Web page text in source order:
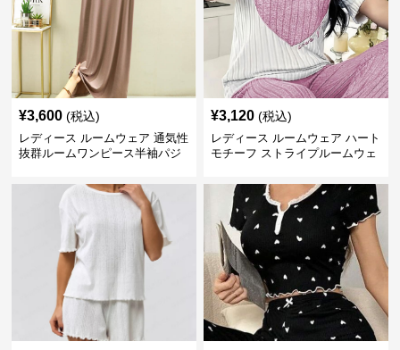
¥3,600 (税込)
レディース ルームウェア 通気性
抜群ルームワンピース半袖パジ
¥3,120 (税込)
レディース ルームウェア ハート
モチーフ ストライプルームウェ